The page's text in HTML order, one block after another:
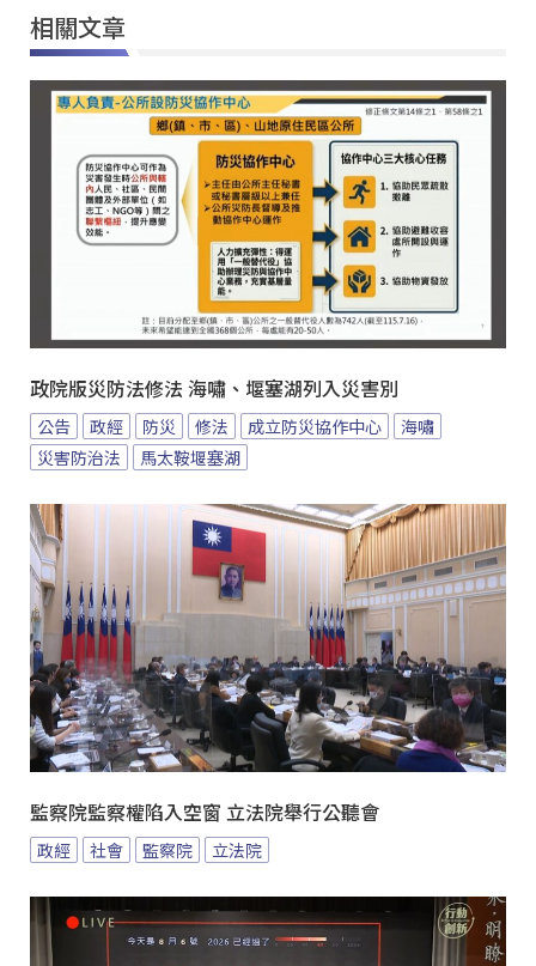
相關文章
政院版災防法修法 海嘯、堰塞湖列入災害別
公告 政經 防災 修法 成立防災協作中心
海嘯
災害防治法
馬太鞍堰塞湖
監察院監察權陷入空窗 立法院舉行公聽會
政經 社會 監察院 立法院